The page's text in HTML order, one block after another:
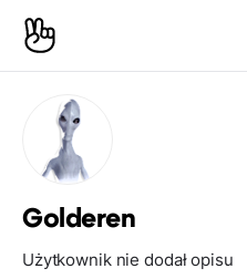
Golderen
Użytkownik nie dodał opisu